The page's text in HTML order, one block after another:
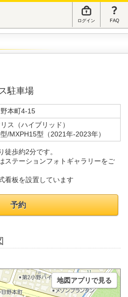
ログイン FAQ
駐車場
本町4-15
ス（ハイブリッド）
/MXPH15型（2021年-2023年）
徒歩約2分です。
ステーションフォトギャラリーをご
看板を設置しています
予約
地図アプリで見る